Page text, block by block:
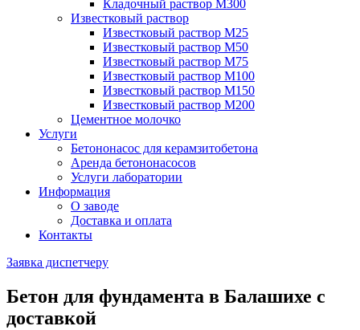
Кладочный раствор М300
Известковый раствор
Известковый раствор М25
Известковый раствор М50
Известковый раствор М75
Известковый раствор М100
Известковый раствор М150
Известковый раствор М200
Цементное молочко
Услуги
Бетононасос для керамзитобетона
Аренда бетононасосов
Услуги лаборатории
Информация
О заводе
Доставка и оплата
Контакты
Заявка диспетчеру
Бетон для фундамента в Балашихе с
доставкой